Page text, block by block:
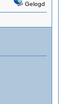
Gelogd